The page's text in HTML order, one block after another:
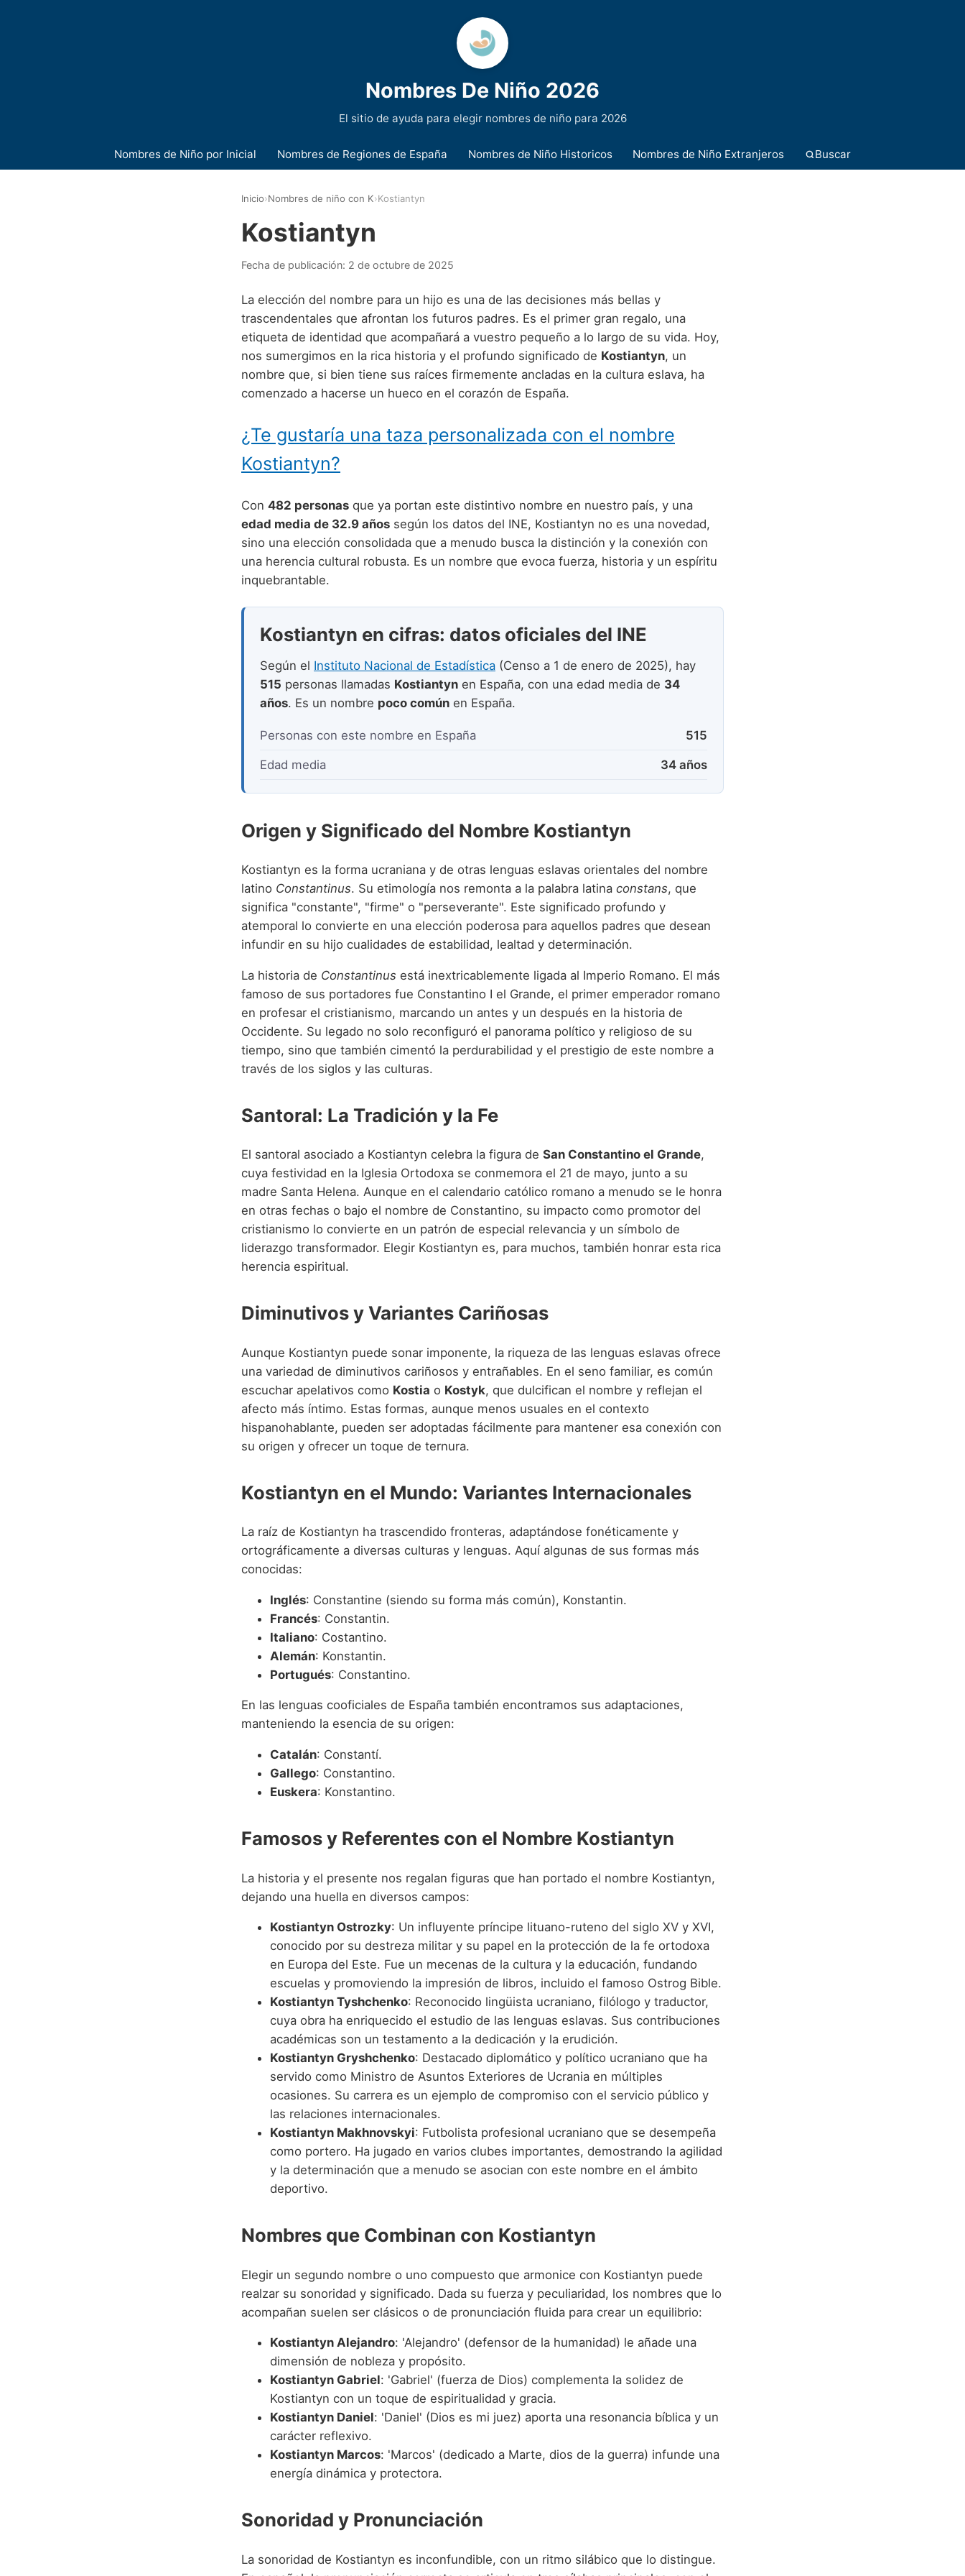
Nombres De Niño 2026
El sitio de ayuda para elegir nombres de niño para 2026
Nombres de Niño por Inicial Nombres de Regiones de España Nombres de Niño Historicos Nombres de Niño Extranjeros Buscar
Inicio›Nombres de niño con K›Kostiantyn
Kostiantyn
Fecha de publicación: 2 de octubre de 2025
La elección del nombre para un hijo es una de las decisiones más bellas y
trascendentales que afrontan los futuros padres. Es el primer gran regalo, una
etiqueta de identidad que acompañará a vuestro pequeño a lo largo de su vida. Hoy,
nos sumergimos en la rica historia y el profundo significado de Kostiantyn, un
nombre que, si bien tiene sus raíces firmemente ancladas en la cultura eslava, ha
comenzado a hacerse un hueco en el corazón de España.
¿Te gustaría una taza personalizada con el nombre
Kostiantyn?
Con 482 personas que ya portan este distintivo nombre en nuestro país, y una
edad media de 32.9 años según los datos del INE, Kostiantyn no es una novedad,
sino una elección consolidada que a menudo busca la distinción y la conexión con
una herencia cultural robusta. Es un nombre que evoca fuerza, historia y un espíritu
inquebrantable.
Kostiantyn en cifras: datos oficiales del INE
Según el Instituto Nacional de Estadística (Censo a 1 de enero de 2025), hay
515 personas llamadas Kostiantyn en España, con una edad media de 34
años. Es un nombre poco común en España.
Personas con este nombre en España 515
Edad media 34 años
Origen y Significado del Nombre Kostiantyn
Kostiantyn es la forma ucraniana y de otras lenguas eslavas orientales del nombre
latino Constantinus. Su etimología nos remonta a la palabra latina constans, que
significa "constante", "firme" o "perseverante". Este significado profundo y
atemporal lo convierte en una elección poderosa para aquellos padres que desean
infundir en su hijo cualidades de estabilidad, lealtad y determinación.
La historia de Constantinus está inextricablemente ligada al Imperio Romano. El más
famoso de sus portadores fue Constantino I el Grande, el primer emperador romano
en profesar el cristianismo, marcando un antes y un después en la historia de
Occidente. Su legado no solo reconfiguró el panorama político y religioso de su
tiempo, sino que también cimentó la perdurabilidad y el prestigio de este nombre a
través de los siglos y las culturas.
Santoral: La Tradición y la Fe
El santoral asociado a Kostiantyn celebra la figura de San Constantino el Grande,
cuya festividad en la Iglesia Ortodoxa se conmemora el 21 de mayo, junto a su
madre Santa Helena. Aunque en el calendario católico romano a menudo se le honra
en otras fechas o bajo el nombre de Constantino, su impacto como promotor del
cristianismo lo convierte en un patrón de especial relevancia y un símbolo de
liderazgo transformador. Elegir Kostiantyn es, para muchos, también honrar esta rica
herencia espiritual.
Diminutivos y Variantes Cariñosas
Aunque Kostiantyn puede sonar imponente, la riqueza de las lenguas eslavas ofrece
una variedad de diminutivos cariñosos y entrañables. En el seno familiar, es común
escuchar apelativos como Kostia o Kostyk, que dulcifican el nombre y reflejan el
afecto más íntimo. Estas formas, aunque menos usuales en el contexto
hispanohablante, pueden ser adoptadas fácilmente para mantener esa conexión con
su origen y ofrecer un toque de ternura.
Kostiantyn en el Mundo: Variantes Internacionales
La raíz de Kostiantyn ha trascendido fronteras, adaptándose fonéticamente y
ortográficamente a diversas culturas y lenguas. Aquí algunas de sus formas más
conocidas:
Inglés: Constantine (siendo su forma más común), Konstantin.
Francés: Constantin.
Italiano: Costantino.
Alemán: Konstantin.
Portugués: Constantino.
En las lenguas cooficiales de España también encontramos sus adaptaciones,
manteniendo la esencia de su origen:
Catalán: Constantí.
Gallego: Constantino.
Euskera: Konstantino.
Famosos y Referentes con el Nombre Kostiantyn
La historia y el presente nos regalan figuras que han portado el nombre Kostiantyn,
dejando una huella en diversos campos:
Kostiantyn Ostrozky: Un influyente príncipe lituano-ruteno del siglo XV y XVI,
conocido por su destreza militar y su papel en la protección de la fe ortodoxa
en Europa del Este. Fue un mecenas de la cultura y la educación, fundando
escuelas y promoviendo la impresión de libros, incluido el famoso Ostrog Bible.
Kostiantyn Tyshchenko: Reconocido lingüista ucraniano, filólogo y traductor,
cuya obra ha enriquecido el estudio de las lenguas eslavas. Sus contribuciones
académicas son un testamento a la dedicación y la erudición.
Kostiantyn Gryshchenko: Destacado diplomático y político ucraniano que ha
servido como Ministro de Asuntos Exteriores de Ucrania en múltiples
ocasiones. Su carrera es un ejemplo de compromiso con el servicio público y
las relaciones internacionales.
Kostiantyn Makhnovskyi: Futbolista profesional ucraniano que se desempeña
como portero. Ha jugado en varios clubes importantes, demostrando la agilidad
y la determinación que a menudo se asocian con este nombre en el ámbito
deportivo.
Nombres que Combinan con Kostiantyn
Elegir un segundo nombre o uno compuesto que armonice con Kostiantyn puede
realzar su sonoridad y significado. Dada su fuerza y peculiaridad, los nombres que lo
acompañan suelen ser clásicos o de pronunciación fluida para crear un equilibrio:
Kostiantyn Alejandro: 'Alejandro' (defensor de la humanidad) le añade una
dimensión de nobleza y propósito.
Kostiantyn Gabriel: 'Gabriel' (fuerza de Dios) complementa la solidez de
Kostiantyn con un toque de espiritualidad y gracia.
Kostiantyn Daniel: 'Daniel' (Dios es mi juez) aporta una resonancia bíblica y un
carácter reflexivo.
Kostiantyn Marcos: 'Marcos' (dedicado a Marte, dios de la guerra) infunde una
energía dinámica y protectora.
Sonoridad y Pronunciación
La sonoridad de Kostiantyn es inconfundible, con un ritmo silábico que lo distingue.